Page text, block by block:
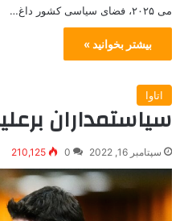
می ۲۰۲۵، فضای سیاسی کشور داغ…
بیشتر بخوانید »
اتاوا
سیاستمداران
سپتامبر 16, 2022 0
210,125